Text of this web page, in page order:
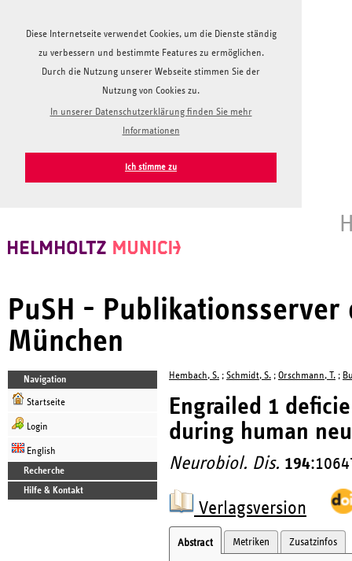
Diese Internetseite verwendet Cookies, um die Dienste ständig
zu verbessern und bestimmte Features zu ermöglichen.
Durch die Nutzung unserer Webseite stimmen Sie der
Nutzung von Cookies zu.
In unserer Datenschutzerklärung finden Sie mehr
Informationen
Ich stimme zu
PuSH -
München
Navigation
Startseite
Login
English
Recherche
Hilfe & Kontakt
Hembach, S. ; Schmidt, S. ; Orschmann, T. ;
Engrailed 1
during human
Neurobiol. Dis. 194
Verlagsversion
Abstract Metriken Zusatzinfos